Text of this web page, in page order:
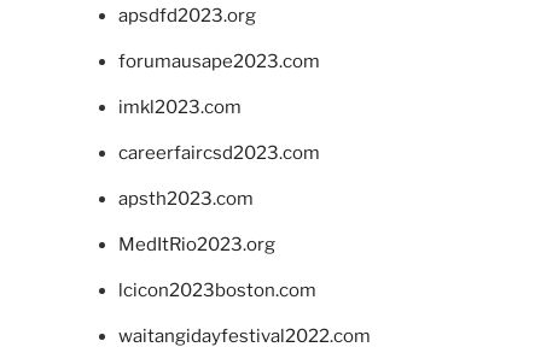
apsdfd2023.org
forumausape2023.com
imkl2023.com
careerfaircsd2023.com
apsth2023.com
MedItRio2023.org
lcicon2023boston.com
waitangidayfestival2022.com